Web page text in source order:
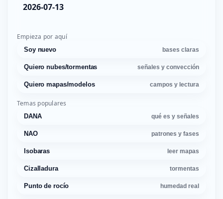
2026-07-13
Empieza por aquí
Soy nuevo bases claras
Quiero nubes/tormentas señales y convección
Quiero mapas/modelos campos y lectura
Temas populares
DANA qué es y señales
NAO patrones y fases
Isobaras leer mapas
Cizalladura tormentas
Punto de rocío humedad real